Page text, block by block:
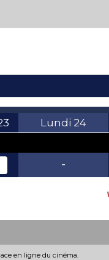
Lundi 24
-
en ligne du cinéma.